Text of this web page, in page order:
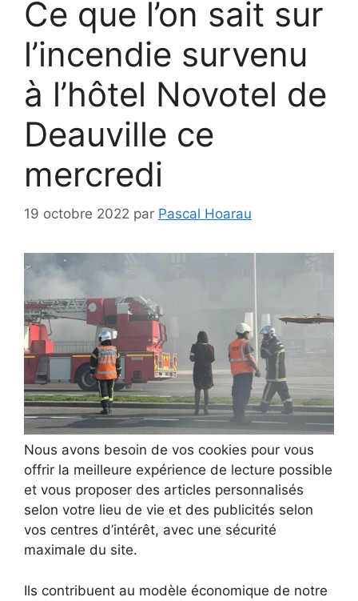
Ce que l’on sait sur
l’incendie survenu
à l’hôtel Novotel de
Deauville ce
mercredi
19 octobre 2022 par Pascal Hoarau
Nous avons besoin de vos cookies pour vous
offrir la meilleure expérience de lecture possible
et vous proposer des articles personnalisés
selon votre lieu de vie et des publicités selon
vos centres d’intérêt, avec une sécurité
maximale du site.
Ils contribuent au modèle économique de notre